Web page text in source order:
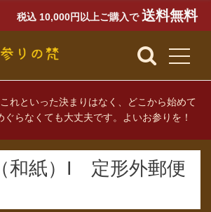
税込 10,000円以上ご購入で 送料無料
れといった決まりはなく、どこから始めて
ぐらなくても大丈夫です。よいお参りを！
和紙）I 定形外郵便